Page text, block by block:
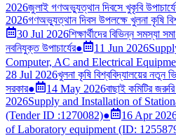
2026জুলাই গণঅভ্যুত্থান দিবসে খুকৃবি
2026গণঅভ্যুত্থান দিবস উপলক্ষে খুলনা কৃষি
30 Jul 2026শিক্ষার্থীদের বিভিন্ন সমস্যা
নবনিযুক্ত উপাচার্যের● 11 Jun 2026
Computer, AC and Electrical
28 Jul 2026খুলনা কৃষি বিশ্ববিদ্যালয়ের
সরকার● 14 May 2026বাছাই কমিটির
2026Supply and Installation of
(Tender ID :1270082)● 16 Apr
of Laboratory equipment (ID: